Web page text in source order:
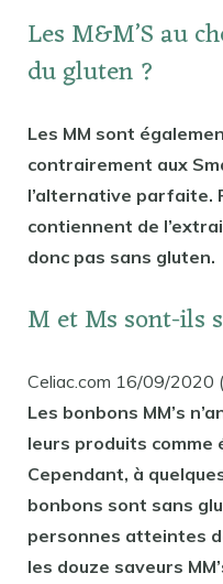
Les M&M’S au
du gluten ?
Les MM sont
contrairement aux
l’alternative parfaite.
contiennent de
donc pas sans gluten.
M et Ms sont-ils
Celiac.com 16/09/2020
Les bonbons MM’s
leurs produits comme
Cependant, à
bonbons sont sans
personnes atteintes
les douze saveurs